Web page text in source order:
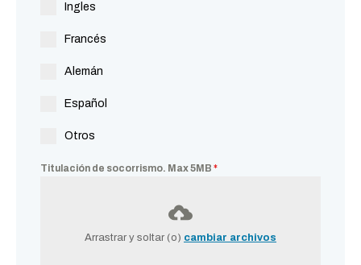
Ingles
Francés
Alemán
Español
Otros
Titulación de socorrismo. Max 5MB *
Arrastrar y soltar (o) cambiar archivos